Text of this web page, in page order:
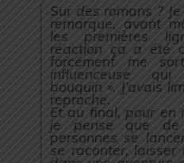
Sur des romans ?
remarque, avant
les premières
réaction ça a été
forcément me
influenceuse
bouquin ». J’avais
reproche.
Et au final, pour en
je pense que
personnes se
se raconter,